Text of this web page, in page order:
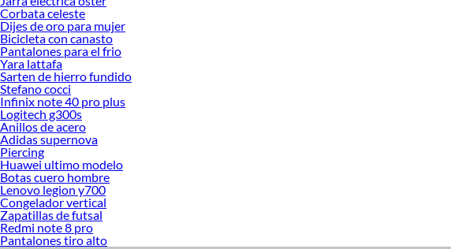
Corbata celeste
Dijes de oro para mujer
Bicicleta con canasto
Pantalones para el frio
Yara lattafa
Sarten de hierro fundido
Stefano cocci
Infinix note 40 pro plus
Logitech g300s
Anillos de acero
Adidas supernova
Piercing
Huawei ultimo modelo
Botas cuero hombre
Lenovo legion y700
Congelador vertical
Zapatillas de futsal
Redmi note 8 pro
Pantalones tiro alto